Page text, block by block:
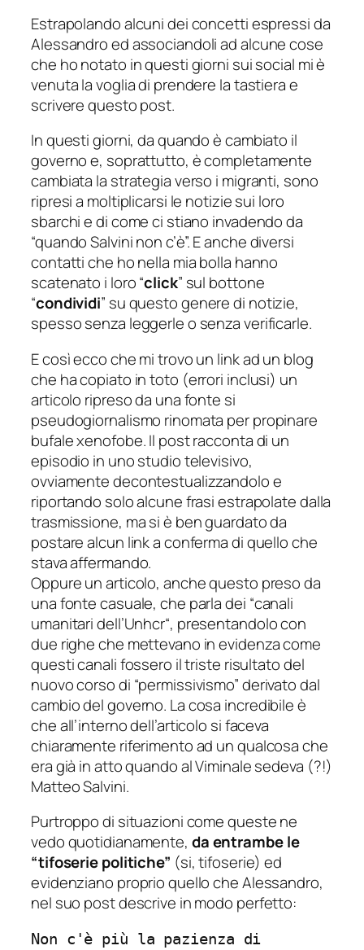
Estrapolando alcuni dei concetti espressi da
Alessandro ed associandoli ad alcune cose
che ho notato in questi giorni sui social mi è
venuta la voglia di prendere la tastiera e
scrivere questo post.
In questi giorni, da quando è cambiato il
governo e, soprattutto, è completamente
cambiata la strategia verso i migranti, sono
ripresi a moltiplicarsi le notizie sui loro
sbarchi e di come ci stiano invadendo da
“quando Salvini non c’è”. E anche diversi
contatti che ho nella mia bolla hanno
scatenato i loro “click” sul bottone
“condividi” su questo genere di notizie,
spesso senza leggerle o senza verificarle.
E così ecco che mi trovo un link ad un blog
che ha copiato in toto (errori inclusi) un
articolo ripreso da una fonte si
pseudogiornalismo rinomata per propinare
bufale xenofobe. Il post racconta di un
episodio in uno studio televisivo,
ovviamente decontestualizzandolo e
riportando solo alcune frasi estrapolate dalla
trasmissione, ma si è ben guardato da
postare alcun link a conferma di quello che
stava affermando.
Oppure un articolo, anche questo preso da
una fonte casuale, che parla dei “canali
umanitari dell’Unhcr“, presentandolo con
due righe che mettevano in evidenza come
questi canali fossero il triste risultato del
nuovo corso di “permissivismo” derivato dal
cambio del governo. La cosa incredibile è
che all’interno dell’articolo si faceva
chiaramente riferimento ad un qualcosa che
era già in atto quando al Viminale sedeva (?!)
Matteo Salvini.
Purtroppo di situazioni come queste ne
vedo quotidianamente, da entrambe le
“tifoserie politiche” (si, tifoserie) ed
evidenziano proprio quello che Alessandro,
nel suo post descrive in modo perfetto:
Non c'è più la pazienza di